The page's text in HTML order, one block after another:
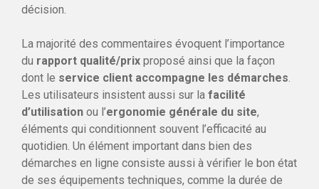
décision.
La majorité des commentaires évoquent l’importance
du rapport qualité/prix proposé ainsi que la façon
dont le service client accompagne les démarches.
Les utilisateurs insistent aussi sur la facilité
d’utilisation ou l’ergonomie générale du site,
éléments qui conditionnent souvent l’efficacité au
quotidien. Un élément important dans bien des
démarches en ligne consiste aussi à vérifier le bon état
de ses équipements techniques, comme la durée de